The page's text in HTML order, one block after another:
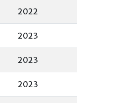
2022
2023
2023
2023